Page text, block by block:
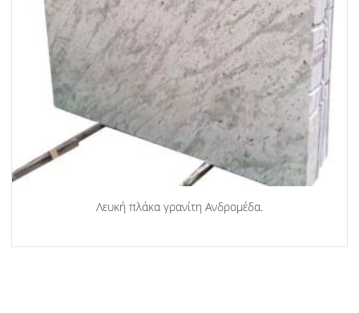
Λευκή πλάκα γρανίτη Ανδρομέδα.